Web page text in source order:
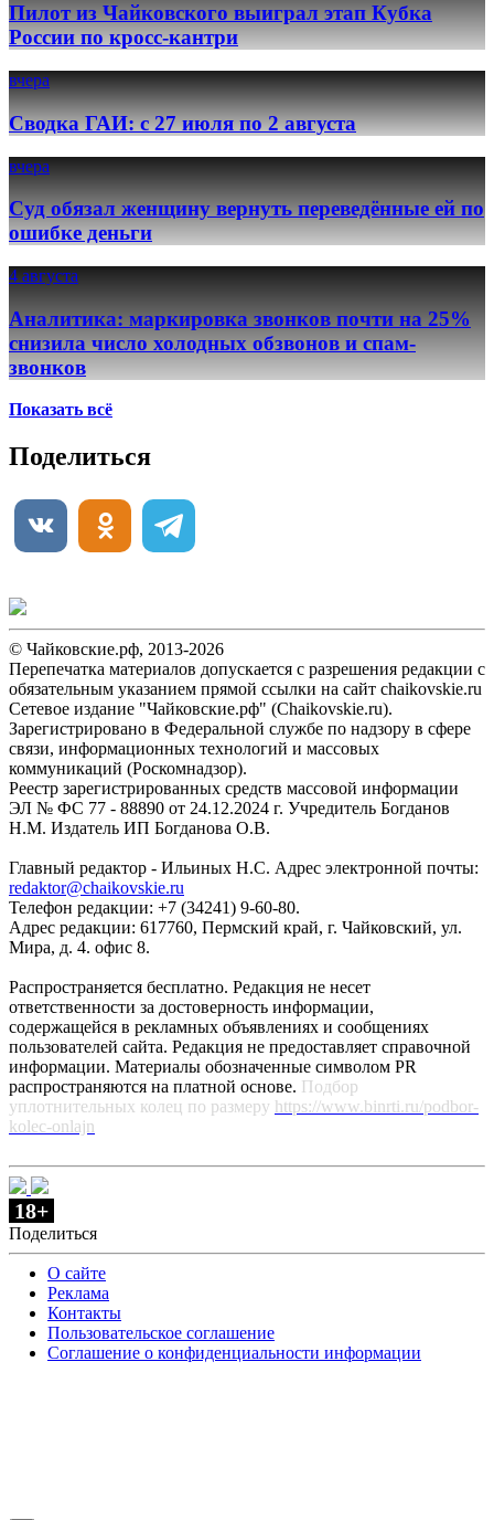
Пилот из Чайковского выиграл этап Кубка
России по кросс-кантри
вчера
Сводка ГАИ: с 27 июля по 2 августа
вчера
Суд обязал женщину вернуть переведённые ей по
ошибке деньги
4 августа
Аналитика: маркировка звонков почти на 25%
снизила число холодных обзвонов и спам-
звонков
Показать всё
Поделиться
© Чайковские.рф, 2013-2026
Перепечатка материалов допускается с разрешения редакции с
обязательным указанием прямой ссылки на сайт chaikovskie.ru
Сетевое издание "Чайковские.рф" (Chaikovskie.ru).
Зарегистрировано в Федеральной службе по надзору в сфере
связи, информационных технологий и массовых
коммуникаций (Роскомнадзор).
Реестр зарегистрированных средств массовой информации
ЭЛ № ФС 77 - 88890 от 24.12.2024 г. Учредитель Богданов
Н.М. Издатель ИП Богданова О.В.
Главный редактор - Ильиных Н.С. Адрес электронной почты:
redaktor@chaikovskie.ru
Телефон редакции: +7 (34241) 9-60-80.
Адрес редакции: 617760, Пермский край, г. Чайковский, ул.
Мира, д. 4. офис 8.
Распространяется бесплатно. Редакция не несет
ответственности за достоверность информации,
содержащейся в рекламных объявлениях и сообщениях
пользователей сайта. Редакция не предоставляет справочной
информации. Материалы обозначенные символом PR
распространяются на платной основе. Подбор
уплотнительных колец по размеру https://www.binrti.ru/podbor-
kolec-onlajn
18+
Поделиться
О сайте
Реклама
Контакты
Пользовательское соглашение
Соглашение о конфиденциальности информации